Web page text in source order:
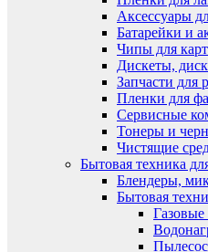
Аксессуары
Батарейки и
Чипы для
Дискеты,
Запчасти для
Пленки для
Сервисные
Тонеры и
Чистящие
Бытовая техника
Блендеры,
Бытовая
Газовые